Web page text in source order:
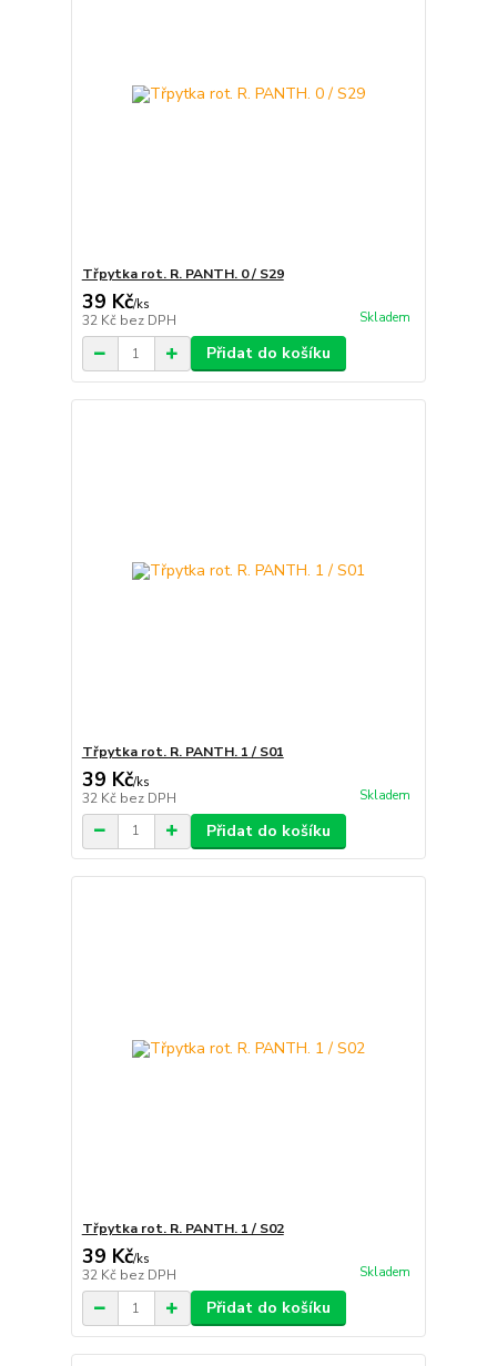
Třpytka rot. R. PANTH. 0 / S29
39 Kč/ks
32 Kč bez DPH Skladem
Přidat do košíku
Třpytka rot. R. PANTH. 1 / S01
39 Kč/ks
32 Kč bez DPH Skladem
Přidat do košíku
Třpytka rot. R. PANTH. 1 / S02
39 Kč/ks
32 Kč bez DPH Skladem
Přidat do košíku